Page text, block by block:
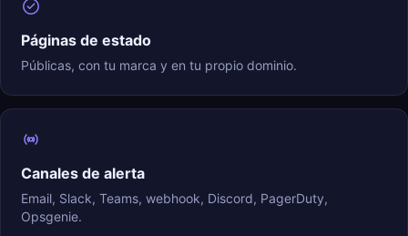
Páginas de estado
Públicas, con tu marca y en tu propio dominio.
Canales de alerta
Email, Slack, Teams, webhook, Discord, PagerDuty,
Opsgenie.